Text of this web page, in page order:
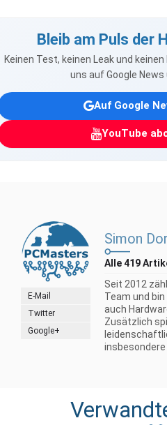
Bleib am Puls der
Keinen Test, keinen Leak und
uns auf Google News
Auf Google
YouTube
E-Mail
Twitter
Google+
Simon
Alle 419
Seit 2012
Team und
auch
Zusätzlich
insbesondere